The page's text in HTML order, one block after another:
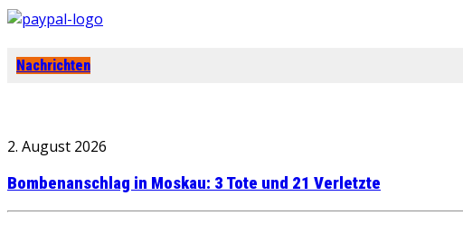
Nachrichten
2. August 2026
Bombenanschlag in Moskau: 3 Tote und 21 Verletzte